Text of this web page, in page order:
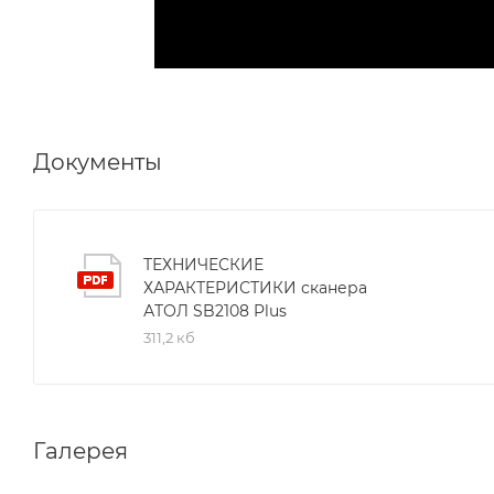
Документы
ТЕХНИЧЕСКИЕ
ХАРАКТЕРИСТИКИ сканера
АТОЛ SB2108 Plus
311,2 кб
Галерея